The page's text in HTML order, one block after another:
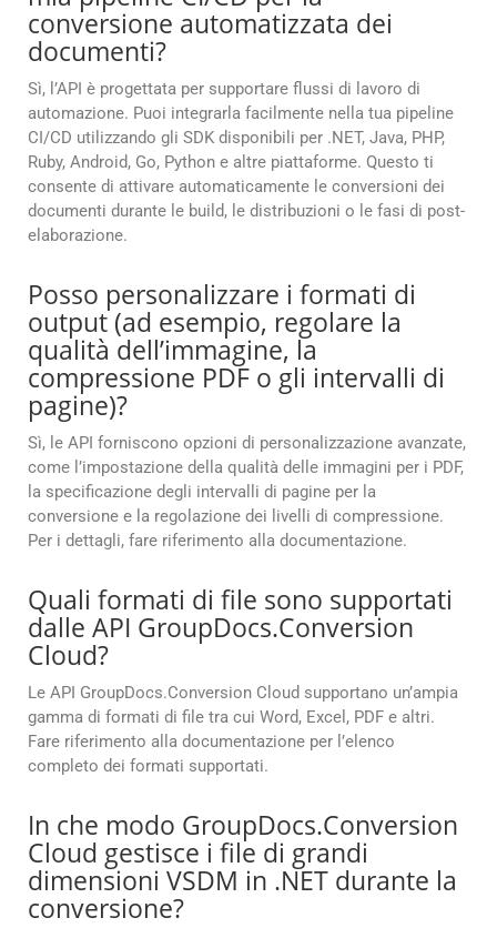
conversione automatizzata dei
documenti?
Sì, l’API è progettata per supportare flussi di lavoro di
automazione. Puoi integrarla facilmente nella tua pipeline
CI/CD utilizzando gli SDK disponibili per .NET, Java, PHP,
Ruby, Android, Go, Python e altre piattaforme. Questo ti
consente di attivare automaticamente le conversioni dei
documenti durante le build, le distribuzioni o le fasi di post-
elaborazione.
Posso personalizzare i formati di
output (ad esempio, regolare la
qualità dell’immagine, la
compressione PDF o gli intervalli di
pagine)?
Sì, le API forniscono opzioni di personalizzazione avanzate,
come l’impostazione della qualità delle immagini per i PDF,
la specificazione degli intervalli di pagine per la
conversione e la regolazione dei livelli di compressione.
Per i dettagli, fare riferimento alla documentazione.
Quali formati di file sono supportati
dalle API GroupDocs.Conversion
Cloud?
Le API GroupDocs.Conversion Cloud supportano un’ampia
gamma di formati di file tra cui Word, Excel, PDF e altri.
Fare riferimento alla documentazione per l’elenco
completo dei formati supportati.
In che modo GroupDocs.Conversion
Cloud gestisce i file di grandi
dimensioni VSDM in .NET durante la
conversione?